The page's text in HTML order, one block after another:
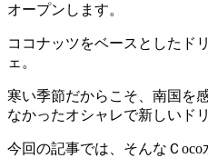
オープンします。
ココナッツをベースとしたド
ェ。
寒い季節だからこそ、南国を
なかったオシャレで新しいド
今回の記事では、そんなＣ oco